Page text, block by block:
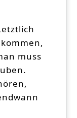
muss